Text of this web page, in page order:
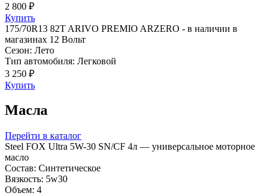
2 800 ₽
Купить
175/70R13 82T ARIVO PREMIO ARZERO - в наличии в
магазинах 12 Вольт
Сезон: Лето
Тип автомобиля: Легковой
3 250 ₽
Купить
Масла
Перейти в каталог
Steel FOX Ultra 5W-30 SN/CF 4л — универсальное моторное
масло
Состав: Синтетическое
Вязкость: 5w30
Объем: 4